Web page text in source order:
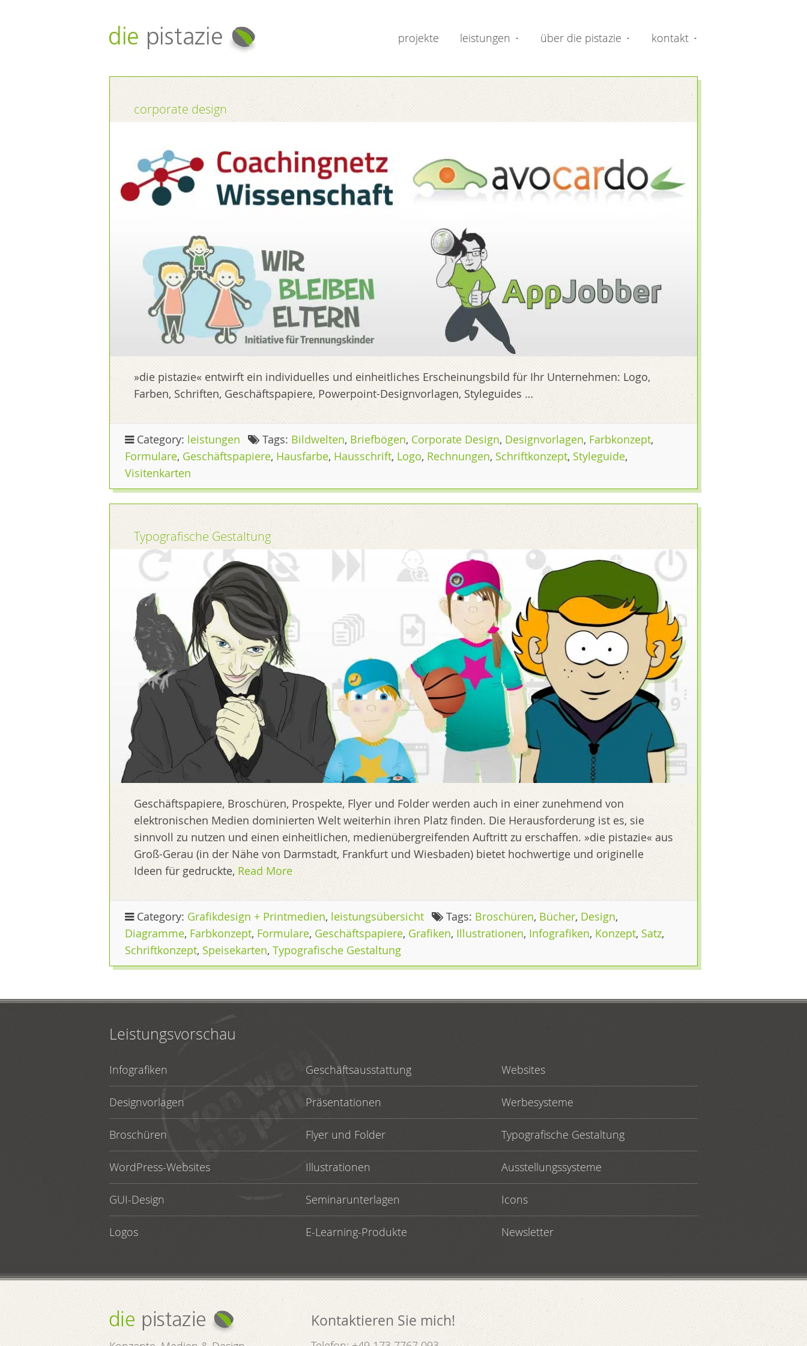
projekte leistungen über die pistazie kontakt
corporate design
»die pistazie« entwirft ein individu­elles und einheitliches Erschei­nungsbild für Ihr Unternehmen: Logo,
Farben, Schriften, Geschäftspapiere, Powerpoint-Designvorlagen, Styleguides …
Category: leistungen Tags: Bildwelten, Briefbögen, Corporate Design, Designvorlagen, Farbkonzept,
Formulare, Geschäftspapiere, Hausfarbe, Hausschrift, Logo, Rechnungen, Schriftkonzept, Styleguide,
Visitenkarten
Typografische Gestaltung
Geschäftspapiere, Broschüren, Prospekte, Flyer und Folder werden auch in einer zunehmend von
elektronischen Medien dominierten Welt weiterhin ihren Platz finden. Die Herausforderung ist es, sie
sinnvoll zu nutzen und einen einheitlichen, medienübergreifenden Auftritt zu erschaffen. »die pistazie« aus
Groß-Gerau (in der Nähe von Darmstadt, Frankfurt und Wiesbaden) bietet hochwertige und originelle
Ideen für gedruckte, Read More
Category: Grafikdesign + Printmedien, leistungsübersicht Tags: Broschüren, Bücher, Design,
Diagramme, Farbkonzept, Formulare, Geschäftspapiere, Grafiken, Illustrationen, Infografiken, Konzept, Satz,
Schriftkonzept, Speisekarten, Typografische Gestaltung
Leistungsvorschau
Infografiken Geschäftsausstattung Websites
Designvorlagen Präsentationen Werbesysteme
Broschüren Flyer und Folder Typografische Gestaltung
WordPress-Websites Illustrationen Ausstellungssysteme
GUI-Design Seminarunterlagen Icons
Logos E-Learning-Produkte Newsletter
Kontaktieren Sie mich!